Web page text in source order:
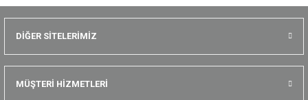
DİĞER SİTELERİMİZ
MÜŞTERİ HİZMETLERİ